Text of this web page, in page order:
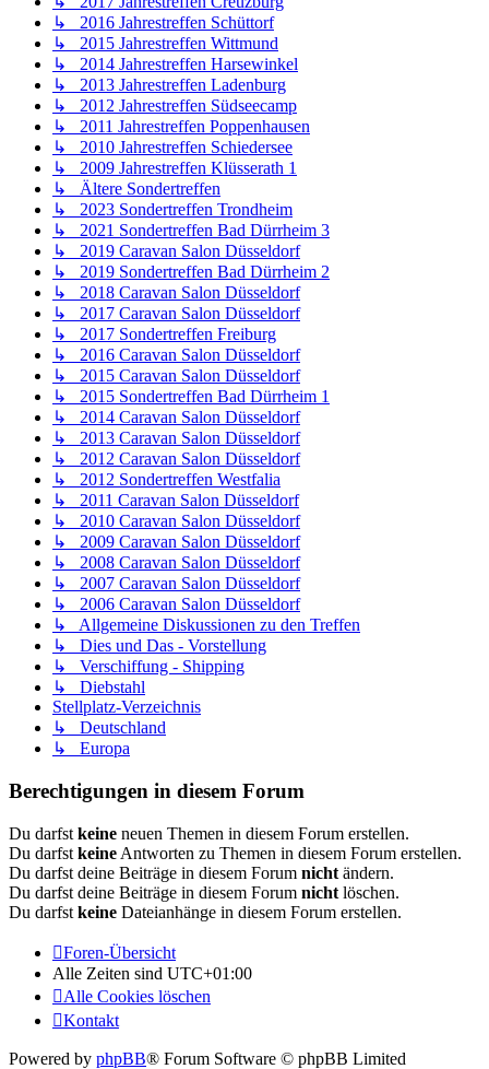
↳ 2016 Jahrestreffen Schüttorf
↳ 2015 Jahrestreffen Wittmund
↳ 2014 Jahrestreffen Harsewinkel
↳ 2013 Jahrestreffen Ladenburg
↳ 2012 Jahrestreffen Südseecamp
↳ 2011 Jahrestreffen Poppenhausen
↳ 2010 Jahrestreffen Schiedersee
↳ 2009 Jahrestreffen Klüsserath 1
↳ Ältere Sondertreffen
↳ 2023 Sondertreffen Trondheim
↳ 2021 Sondertreffen Bad Dürrheim 3
↳ 2019 Caravan Salon Düsseldorf
↳ 2019 Sondertreffen Bad Dürrheim 2
↳ 2018 Caravan Salon Düsseldorf
↳ 2017 Caravan Salon Düsseldorf
↳ 2017 Sondertreffen Freiburg
↳ 2016 Caravan Salon Düsseldorf
↳ 2015 Caravan Salon Düsseldorf
↳ 2015 Sondertreffen Bad Dürrheim 1
↳ 2014 Caravan Salon Düsseldorf
↳ 2013 Caravan Salon Düsseldorf
↳ 2012 Caravan Salon Düsseldorf
↳ 2012 Sondertreffen Westfalia
↳ 2011 Caravan Salon Düsseldorf
↳ 2010 Caravan Salon Düsseldorf
↳ 2009 Caravan Salon Düsseldorf
↳ 2008 Caravan Salon Düsseldorf
↳ 2007 Caravan Salon Düsseldorf
↳ 2006 Caravan Salon Düsseldorf
↳ Allgemeine Diskussionen zu den Treffen
↳ Dies und Das - Vorstellung
↳ Verschiffung - Shipping
↳ Diebstahl
Stellplatz-Verzeichnis
↳ Deutschland
↳ Europa
Berechtigungen in diesem Forum
Du darfst keine neuen Themen in diesem Forum erstellen.
Du darfst keine Antworten zu Themen in diesem Forum erstellen.
Du darfst deine Beiträge in diesem Forum nicht ändern.
Du darfst deine Beiträge in diesem Forum nicht löschen.
Du darfst keine Dateianhänge in diesem Forum erstellen.
Foren-Übersicht
Alle Zeiten sind UTC+01:00
Alle Cookies löschen
Kontakt
Powered by phpBB® Forum Software © phpBB Limited